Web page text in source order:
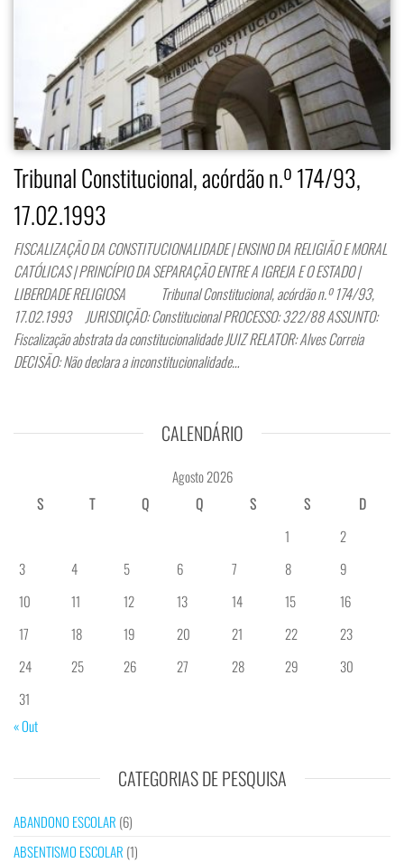
Tribunal Constitucional, acórdão n.º 174/93,
17.02.1993
FISCALIZAÇÃO DA CONSTITUCIONALIDADE | ENSINO DA RELIGIÃO E MORAL
CATÓLICAS | PRINCÍPIO DA SEPARAÇÃO ENTRE A IGREJA E O ESTADO |
LIBERDADE RELIGIOSA Tribunal Constitucional, acórdão n.º 174/93,
17.02.1993 JURISDIÇÃO: Constitucional PROCESSO: 322/88 ASSUNTO:
Fiscalização abstrata da constitucionalidade JUIZ RELATOR: Alves Correia
DECISÃO: Não declara a inconstitucionalidade…
CALENDÁRIO
Agosto 2026
S
T Q Q S S
D
1
2
3
4 5 6 7 8
9
10
11 12 13 14 15
16
17
18 19 20 21 22
23
24
25 26 27 28 29
30
31
« Out
CATEGORIAS DE PESQUISA
ABANDONO ESCOLAR (6)
ABSENTISMO ESCOLAR (1)